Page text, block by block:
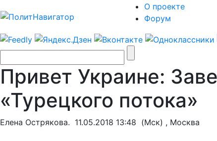
О проекте
Форум
Привет Украине:
«Турецкого потока»
Елена Острякова. 11.05.2018 13:48 (Мск) , Москва